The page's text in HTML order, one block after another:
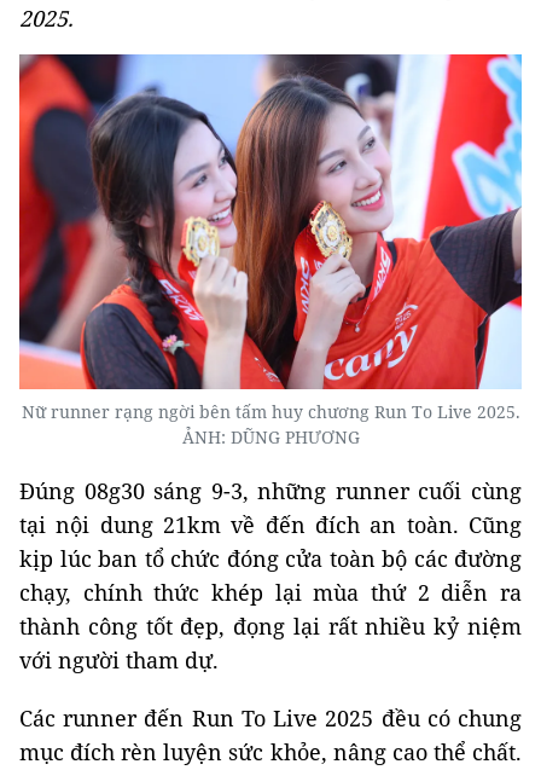
2025.
Nữ runner rạng ngời bên tấm huy chương Run To Live 2025.
ẢNH: DŨNG PHƯƠNG
Đúng 08g30 sáng 9-3, những runner cuối cùng
tại nội dung 21km về đến đích an toàn. Cũng
kịp lúc ban tổ chức đóng cửa toàn bộ các đường
chạy, chính thức khép lại mùa thứ 2 diễn ra
thành công tốt đẹp, đọng lại rất nhiều kỷ niệm
với người tham dự.
Các runner đến Run To Live 2025 đều có chung
mục đích rèn luyện sức khỏe, nâng cao thể chất.